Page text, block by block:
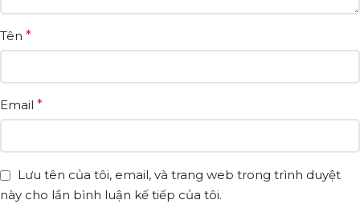
Tên *
Email *
Lưu tên của tôi, email, và trang web trong trình duyệt
này cho lần bình luận kế tiếp của tôi.